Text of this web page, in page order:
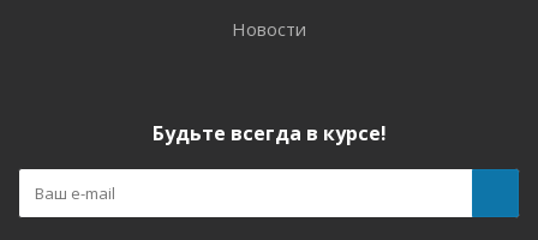
Новости
Будьте всегда в курсе!